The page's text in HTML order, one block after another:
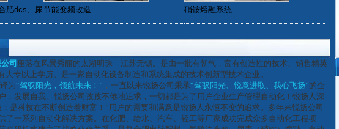
肥dcs、尿节能变频改造 硝铵熔融系统
司 座落在风景秀丽的太湖明珠—江苏无锡。是由一批有朝气，富有创造性的技术、销售精英
大专以上学历。是一家自动化设备制造和系统集成的技术创新型技术企业。
为“驾驭阳光，领航未来！” ， 一直以来锐扬公司秉承“驾驭阳光、锐意进取、我心飞扬”的企
，发展自我。锐扬公司孜孜不倦地追求，一切都是为了用户企业生产管理自动化！锐扬人深
是科技在不断创造着财富！”用户的需要和满意是锐扬人永恒不变的追求。多年来锐扬公司
了一系列自动化解决方案。在化肥、给水、汽车、轻工等厂家成功完成众多自动化工程项